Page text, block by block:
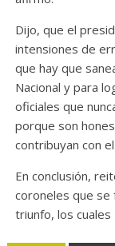
Dijo, que el
intensiones de
que hay que
Nacional y para
oficiales que
porque son
contribuyan con
En conclusión,
coroneles que
triunfo, los cuales